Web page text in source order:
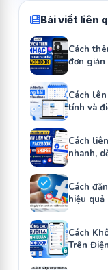
Bài viết liên
Cách
đơn giản
Cách
tính và
Cách
nhanh,
Cách
hiệu quả
Cách
Trên